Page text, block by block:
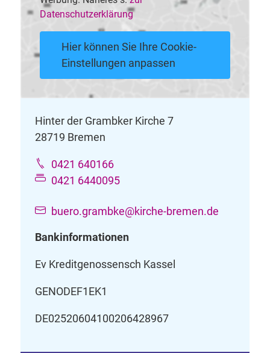
Datenschutzerklärung
Hier können Sie Ihre Cookie-
Einstellungen anpassen
Hinter der Grambker Kirche 7
28719 Bremen
0421 640166
0421 6440095
buero.grambke@kirche-bremen.de
Bankinformationen
Ev Kreditgenossensch Kassel
GENODEF1EK1
DE02520604100206428967